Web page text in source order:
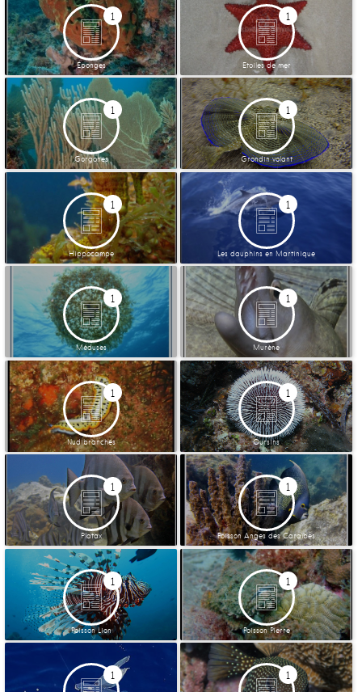
1
Éponges
1
Etoiles de mer
1
Gorgones
1
Grondin volant
1
Hippocampe
1
Les dauphins en Martinique
1
Méduses
1
Murène
1
Nudibranches
1
Oursins
1
Platax
1
Poisson Anges des Caraïbes
1
Poisson Lion
1
Poisson Pierre
1 1